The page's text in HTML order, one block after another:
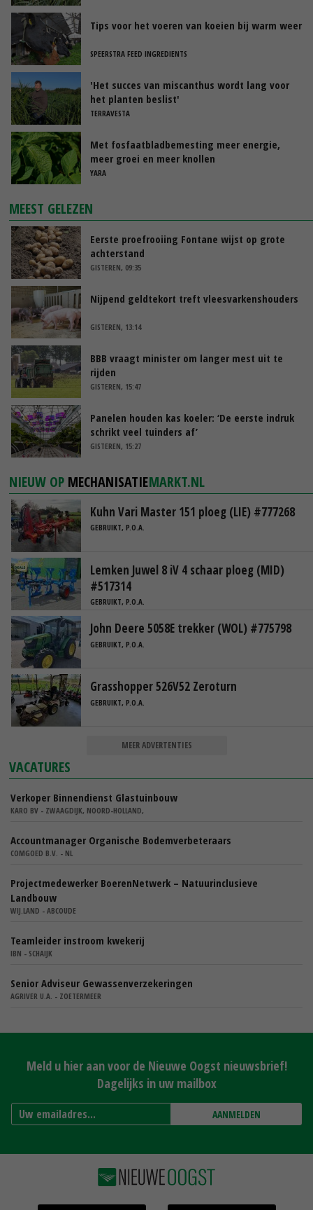
Tips voor het voeren van koeien bij warm weer
SPEERSTRA FEED INGREDIENTS
'Het succes van miscanthus wordt lang voor
het planten beslist'
TERRAVESTA
Met fosfaatbladbemesting meer energie,
meer groei en meer knollen
YARA
MEEST GELEZEN
Eerste proefrooiing Fontane wijst op grote
achterstand
GISTEREN, 09:35
Nijpend geldtekort treft vleesvarkenshouders
GISTEREN, 13:14
BBB vraagt minister om langer mest uit te
rijden
GISTEREN, 15:47
Panelen houden kas koeler: ‘De eerste indruk
schrikt veel tuinders af’
GISTEREN, 15:27
NIEUW OP MECHANISATIEMARKT.NL
Kuhn Vari Master 151 ploeg (LIE) #777268
GEBRUIKT, P.O.A.
Lemken Juwel 8 iV 4 schaar ploeg (MID)
#517314
GEBRUIKT, P.O.A.
John Deere 5058E trekker (WOL) #775798
GEBRUIKT, P.O.A.
Grasshopper 526V52 Zeroturn
GEBRUIKT, P.O.A.
MEER ADVERTENTIES
VACATURES
Verkoper Binnendienst Glastuinbouw
KARO BV - ZWAAGDIJK, NOORD-HOLLAND,
Accountmanager Organische Bodemverbeteraars
COMGOED B.V. - NL
Projectmedewerker BoerenNetwerk – Natuurinclusieve
Landbouw
WIJ.LAND - ABCOUDE
Teamleider instroom kwekerij
IBN - SCHAIJK
Senior Adviseur Gewassenverzekeringen
AGRIVER U.A. - ZOETERMEER
Meld u hier aan voor de Nieuwe Oogst nieuwsbrief!
Dagelijks in uw mailbox
AANMELDEN